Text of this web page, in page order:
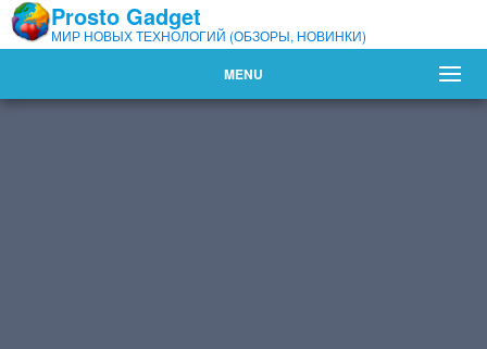
Prosto Gadget
МИР НОВЫХ ТЕХНОЛОГИЙ (ОБЗОРЫ, НОВИНКИ)
MENU